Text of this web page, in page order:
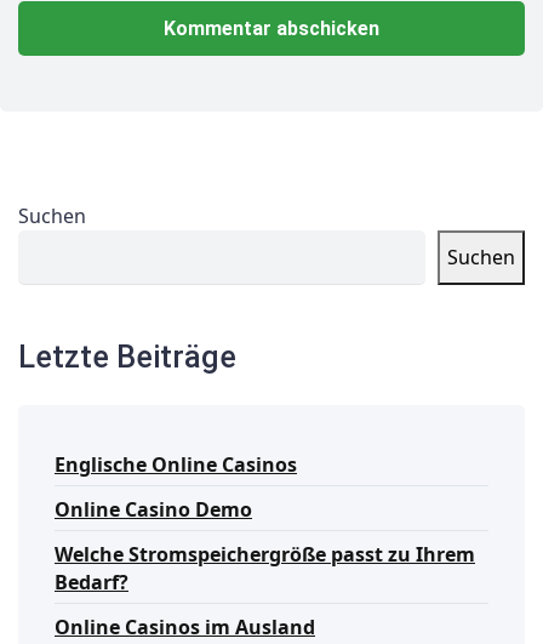
Suchen
Suchen
Letzte Beiträge
Englische Online Casinos
Online Casino Demo
Welche Stromspeichergröße passt zu Ihrem
Bedarf?
Online Casinos im Ausland